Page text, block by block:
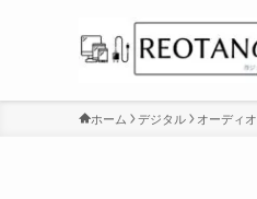
ホーム デジタル オーディオ